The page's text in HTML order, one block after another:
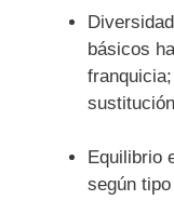
básicos
Equilibrio
según